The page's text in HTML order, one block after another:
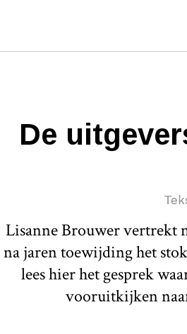
De
Lisanne Brouwer vertrekt
na jaren toewijding het
lees hier het gesprek
vooruitkijken